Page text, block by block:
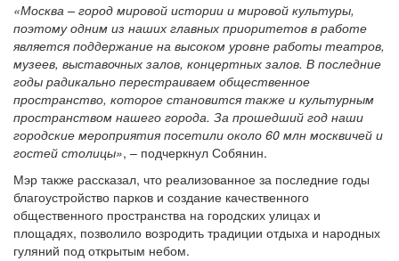
«Москва – город мировой истории и мировой культуры,
поэтому одним из наших главных приоритетов в работе
является поддержание на высоком уровне работы театров,
музеев, выставочных залов, концертных залов. В последние
годы радикально перестраиваем общественное
пространство, которое становится также и культурным
пространством нашего города. За прошедший год наши
городские мероприятия посетили около 60 млн москвичей и
гостей столицы», – подчеркнул Собянин.
Мэр также рассказал, что реализованное за последние годы
благоустройство парков и создание качественного
общественного пространства на городских улицах и
площадях, позволило возродить традиции отдыха и народных
гуляний под открытым небом.